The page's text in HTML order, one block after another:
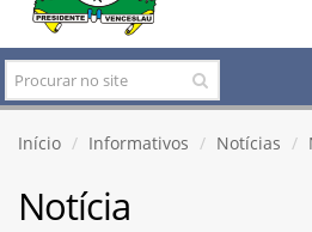
Início Informativos Notícias
Notícia